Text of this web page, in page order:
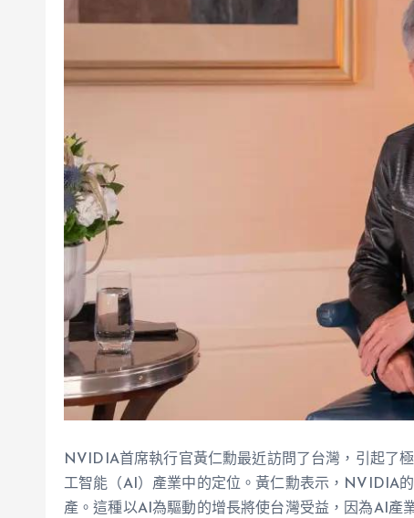
NVIDIA首席執行官黃仁勳最近訪問了台灣，引起了
工智能（AI）產業中的定位。黃仁勳表示，NVIDIA
產。這種以AI為驅動的增長將使台灣受益，因為AI產